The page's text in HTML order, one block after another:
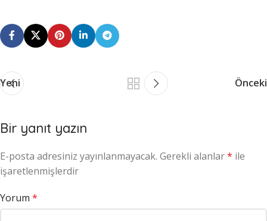
Yeni Önceki
Bir yanıt yazın
E-posta adresiniz yayınlanmayacak. Gerekli alanlar* ile
işaretlenmişlerdir
Yorum *